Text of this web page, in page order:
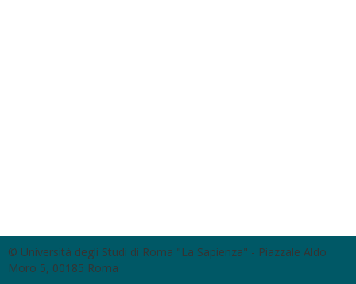
© Università degli Studi di Roma "La Sapienza" - Piazzale Aldo
Moro 5, 00185 Roma